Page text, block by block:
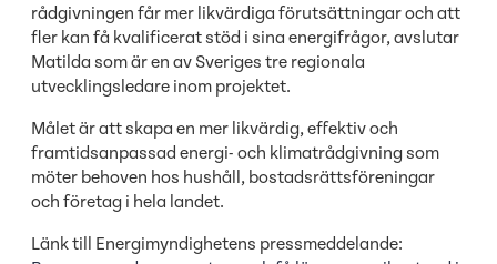
rådgivningen får mer likvärdiga förutsättningar och att
fler kan få kvalificerat stöd i sina energifrågor, avslutar
Matilda som är en av Sveriges tre regionala
utvecklingsledare inom projektet.
Målet är att skapa en mer likvärdig, effektiv och
framtidsanpassad energi- och klimatrådgivning som
möter behoven hos hushåll, bostadsrättsföreningar
och företag i hela landet.
Länk till Energimyndighetens pressmeddelande: